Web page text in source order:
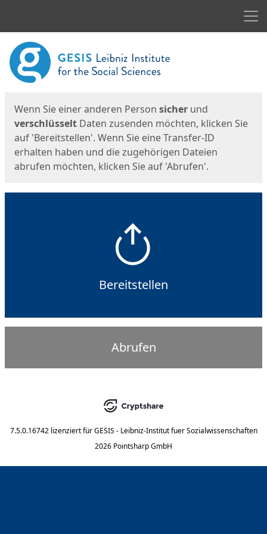
Start
Wenn Sie einer anderen Person sicher und
verschlüsselt Daten zusenden möchten, klicken Sie
auf 'Bereitstellen'. Wenn Sie eine Transfer-ID
erhalten haben und die zugehörigen Dateien
abrufen möchten, klicken Sie auf 'Abrufen'.
Bereitstellen
Abrufen
7.5.0.16742 lizenziert für GESIS - Leibniz-Institut fuer Sozialwissenschaften
2026 Pointsharp GmbH